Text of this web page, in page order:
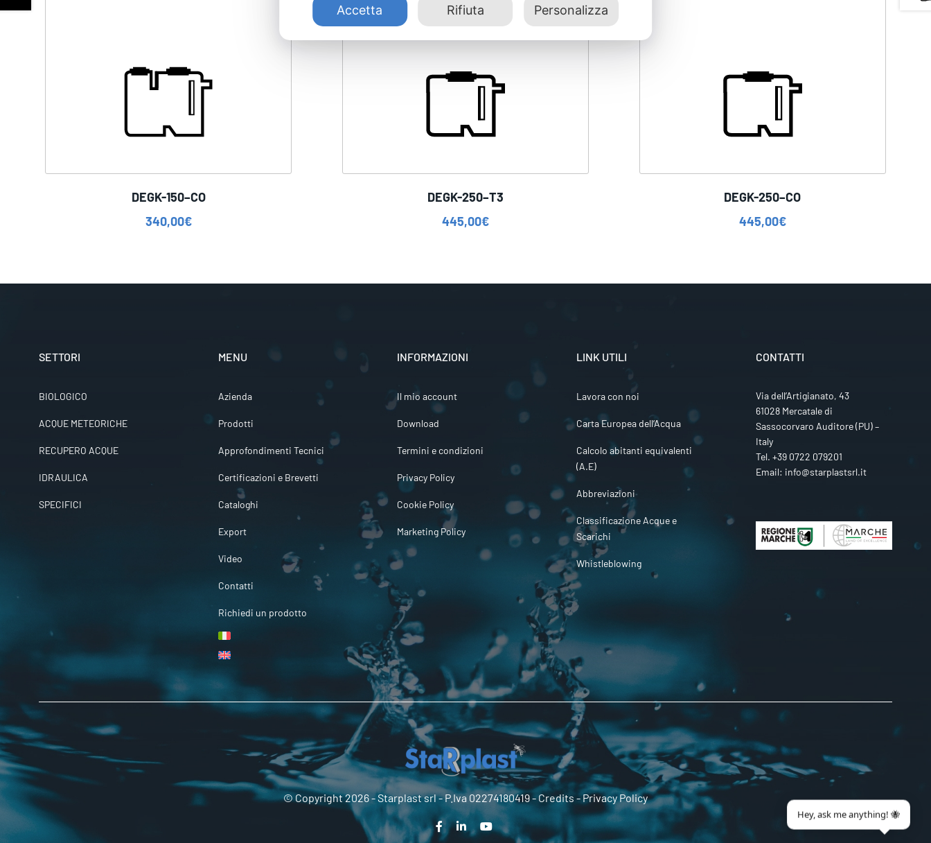
DEGK-150–CO
340,00€
DEGK-250–T3
445,00€
DEGK-250–CO
445,00€
SETTORI
BIOLOGICO
ACQUE METEORICHE
RECUPERO ACQUE
IDRAULICA
SPECIFICI
MENU
Azienda
Prodotti
Approfondimenti Tecnici
Certificazioni e Brevetti
Cataloghi
Export
Video
Contatti
Richiedi un prodotto
INFORMAZIONI
Il mio account
Download
Termini e condizioni
Privacy Policy
Cookie Policy
Marketing Policy
LINK UTILI
Lavora con noi
Carta Europea dell’Acqua
Calcolo abitanti equivalenti
(A.E)
Abbreviazioni
Classificazione Acque e
Scarichi
Whistleblowing
CONTATTI
Via dell’Artigianato, 43
61028 Mercatale di
Sassocorvaro Auditore (PU) –
Italy
Tel. +39 0722 079201
Email: info@starplastsrl.it
© Copyright 2026 -Starplast srl- P.Iva 02274180419 - Credits -Privacy Policy
Accetta Rifiuta Personalizza